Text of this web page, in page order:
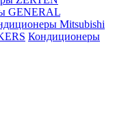
GENERAL
Mitsubishi
Кондиционеры